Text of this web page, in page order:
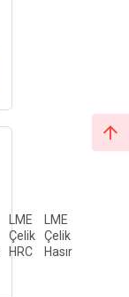
LME
Çelik
HRC
LME
Çelik
Hasır